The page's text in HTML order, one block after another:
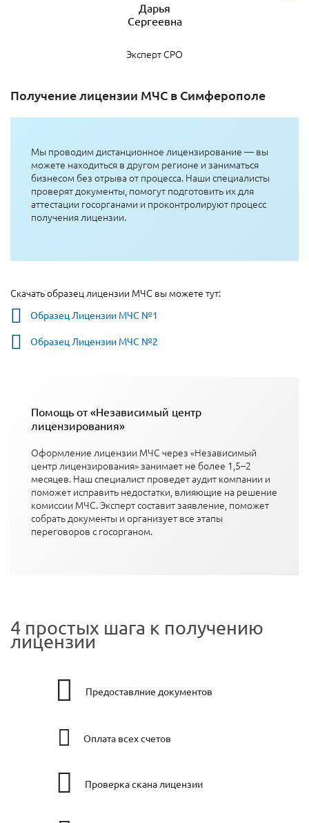
Дарья
Сергеевна
Эксперт СРО
Получение лицензии МЧС в Симферополе
Мы проводим дистанционное лицензирование — вы
можете находиться в другом регионе и заниматься
бизнесом без отрыва от процесса. Наши специалисты
проверят документы, помогут подготовить их для
аттестации госорганами и проконтролируют процесс
получения лицензии.
Скачать образец лицензии МЧС вы можете тут:
Образец Лицензии МЧС №1
Образец Лицензии МЧС №2
Помощь от «Независимый центр
лицензирования»
Оформление лицензии МЧС через «Независимый
центр лицензирования» занимает не более 1,5–2
месяцев. Наш специалист проведет аудит компании и
поможет исправить недостатки, влияющие на решение
комиссии МЧС. Эксперт составит заявление, поможет
собрать документы и организует все этапы
переговоров с госорганом.
4 простых шага к получению
лицензии
Предоставлние документов
Оплата всех счетов
Проверка скана лицензии